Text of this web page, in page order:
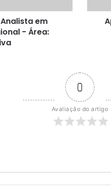
em
- Área:
0
Avaliação do artigo